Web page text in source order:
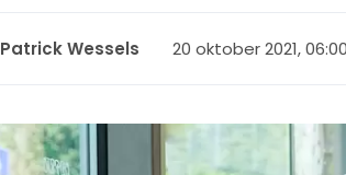
Patrick Wessels 20 oktober 2021, 06:00